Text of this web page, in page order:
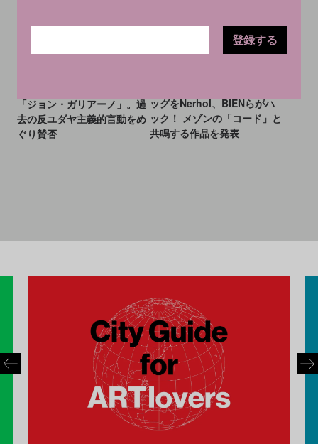
「ジョン・ガリアーノ」。過
去の反ユダヤ主義的言動をめ
ぐり賛否
NEWS
ッグをNerhol、BIENらがハ
ック！ メゾンの「コード」と
共鳴する作品を発表
登録する